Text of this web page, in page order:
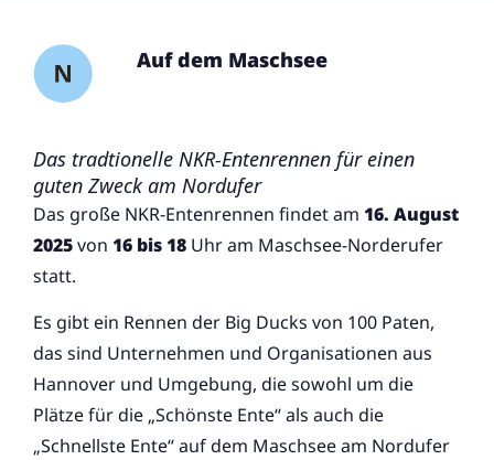
Auf dem Maschsee
Das tradtionelle NKR-Entenrennen für einen
guten Zweck am Nordufer
Das große NKR-Entenrennen findet am 16. August
2025von 16 bis 18 Uhr am Maschsee-Norderufer
statt.
Es gibt ein Rennen der Big Ducks von 100 Paten,
das sind Unternehmen und Organisationen aus
Hannover und Umgebung, die sowohl um die
Plätze für die „Schönste Ente“ als auch die
„Schnellste Ente“ auf dem Maschsee am Nordufer